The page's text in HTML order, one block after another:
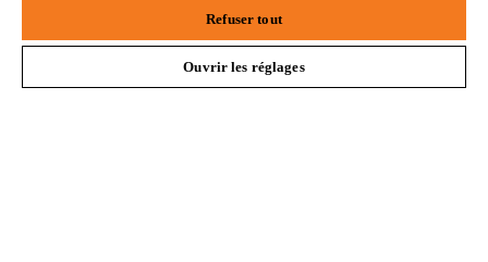
Questions fréquentes
Refuser tout
Ouvrir les réglages